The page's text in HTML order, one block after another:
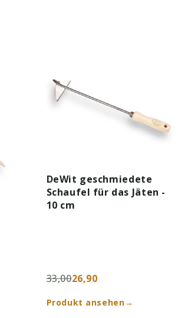
DeWit geschmiedete
Schaufel für das Jäten -
10 cm
33,0026,90
Produkt ansehen→